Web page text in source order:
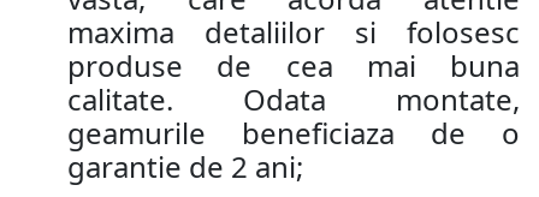
maxima detaliilor si folosesc
produse de cea mai buna
calitate. Odata montate,
geamurile beneficiaza de o
garantie de 2 ani;